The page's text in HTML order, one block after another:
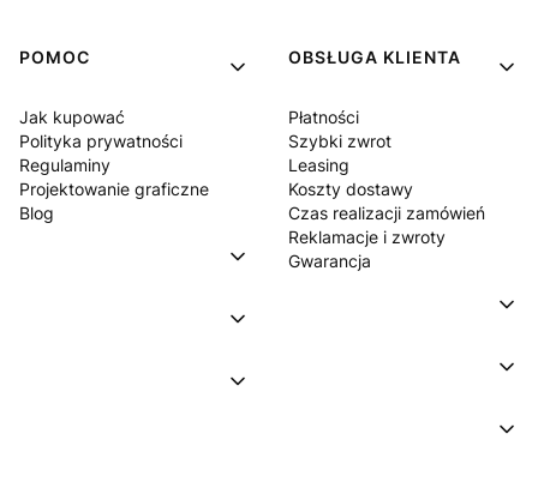
POMOC
Jak kupować
Polityka prywatności
Regulaminy
Projektowanie graficzne
Blog
OBSŁUGA KLIENTA
Płatności
Szybki zwrot
Leasing
Koszty dostawy
Czas realizacji zamówień
Reklamacje i zwroty
Gwarancja